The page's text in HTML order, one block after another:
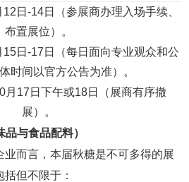
12日-14日（参展商办理入场手续、
布置展位）。
15日-17日（每日面向专业观众和公
时间以官方公告为准）。
月17日下午或18日（展商有序撤
展）。
与食品配料）
业而言，本届秋糖是不可多得的展
但不限于：